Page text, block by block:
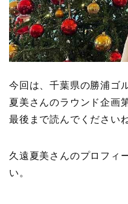
今回は、千葉県の勝浦ゴ
夏美さんのラウンド企画
最後まで読んでくださいね
久遠夏美さんのプロフィ
い。